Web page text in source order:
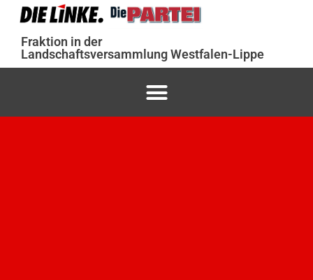
Fraktion in der
Landschaftsversammlung Westfalen-Lippe